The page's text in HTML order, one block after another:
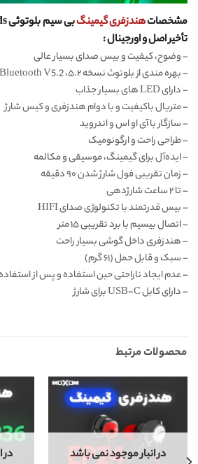
مشخصاتهندزفری گیمینگ
تأخیر اصل و اورجینال :
–وضوح، کیفیت و بیس صدای بسیار عالی
–بهره مندی از بلوتوث نسخه ۵.۲، Bluetooth V5.2
–دارای LED های بسیار جذاب
–متریال باکیفیت و با دوام هندزفری و کیس شارژ
–سازگار با آی او اس و اندروید
–طراحی راحت و ارگونومیک
–ایده‌‌آل برای گیمینگ، موسیقی و مکالمه
–زمان تقریبی فول شارژ شدن ۹۰ دقیقه
– تا ۲ ساعت شارژدهی
–بیس قدرتمند با تکنولوژی صدای HIFI
–اتصال بیسیم با برد تقریبی ۱۵ متر
–هندزفری داخل گوشی بسیار راحت
–سبک و قابل حمل (۶۱ گرم)
–عدم ایجاد ناراحتی حین استفاده و پس از
–دارای کابل USB-C برای شارژ
محصولات مرتبط
در انبار موجود نمی باشد در